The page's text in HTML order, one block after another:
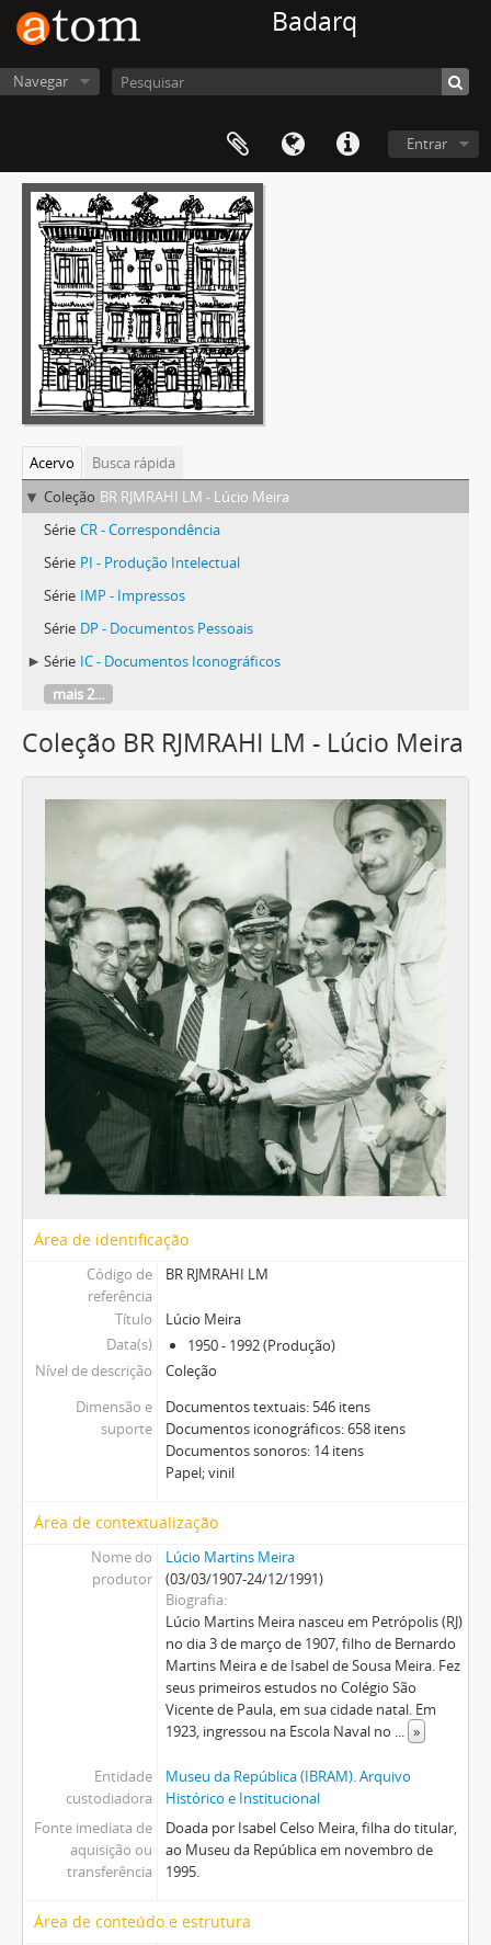
Badarq
Navegar
Entrar
Acervo
Busca rápida
Coleção BR RJMRAHI LM - Lúcio Meira
Série CR - Correspondência
Série PI - Produção Intelectual
Série IMP - Impressos
Série DP - Documentos Pessoais
Série IC - Documentos Iconográficos
mais 2...
Coleção BR RJMRAHI LM - Lúcio Meira
Área de identificação
Código de
referência
BR RJMRAHI LM
Título
Lúcio Meira
Data(s)
1950 - 1992 (Produção)
Nível de descrição
Coleção
Dimensão e
suporte
Documentos textuais: 546 itens
Documentos iconográficos: 658 itens
Documentos sonoros: 14 itens
Papel; vinil
Área de contextualização
Nome do
produtor
Lúcio Martins Meira
(03/03/1907-24/12/1991)
Biografia
Lúcio Martins Meira nasceu em Petrópolis (RJ)
no dia 3 de março de 1907, filho de Bernardo
Martins Meira e de Isabel de Sousa Meira. Fez
seus primeiros estudos no Colégio São
Vicente de Paula, em sua cidade natal. Em
1923, ingressou na Escola Naval no ... »
Entidade
custodiadora
Museu da República (IBRAM). Arquivo
Histórico e Institucional
Fonte imediata de
aquisição ou
transferência
Doada por Isabel Celso Meira, filha do titular,
ao Museu da República em novembro de
1995.
Área de conteúdo e estrutura